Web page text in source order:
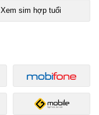
Xem sim hợp tuổi